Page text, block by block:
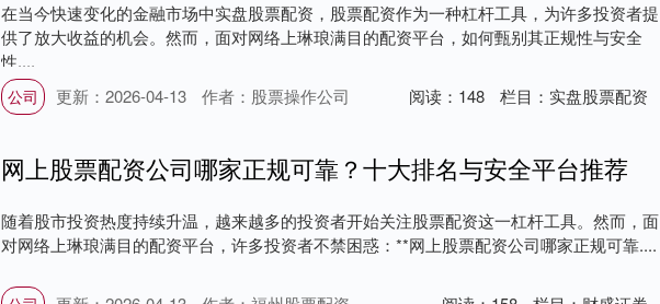
在当今快速变化的金融市场中实盘股票配资，股票配资作为一种杠杆工具，为许多投资者提
供了放大收益的机会。然而，面对网络上琳琅满目的配资平台，如何甄别其正规性与安全
性....
公司 更新：2026-04-13 作者：股票操作公司 阅读： 148 栏目： 实盘股票配资
网上股票配资公司哪家正规可靠？十大排名与安全平台推荐
随着股市投资热度持续升温，越来越多的投资者开始关注股票配资这一杠杆工具。然而，面
对网络上琳琅满目的配资平台，许多投资者不禁困惑：**网上股票配资公司哪家正规可靠....